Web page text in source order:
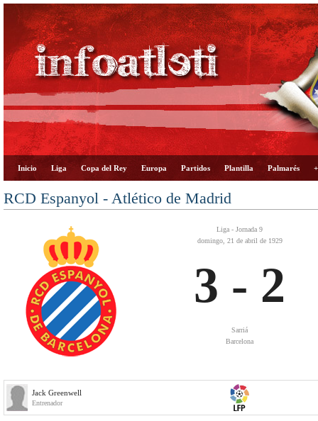
Inicio Liga Copa del Rey Europa Partidos Plantilla Palmarés
RCD Espanyol - Atlético de Madrid
Liga - Jornada 9
domingo, 21 de abril de 1929
3 - 2
Sarriá
Barcelona
Jack Greenwell
Entrenador